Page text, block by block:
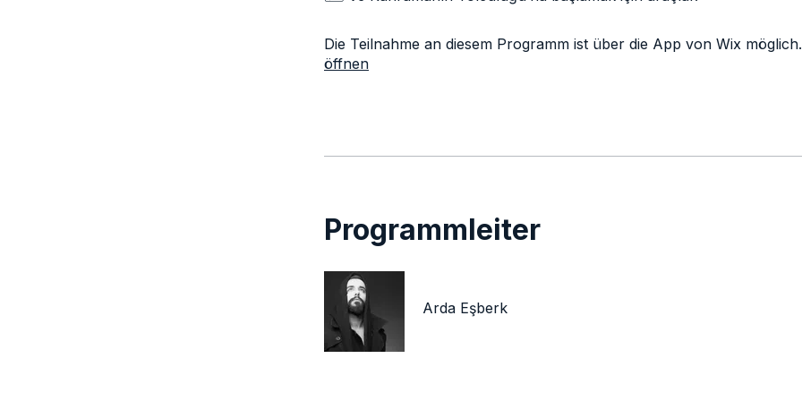
Die Teilnahme an diesem Programm ist über die App von Wix möglich.
öffnen
Programmleiter
Arda Eşberk